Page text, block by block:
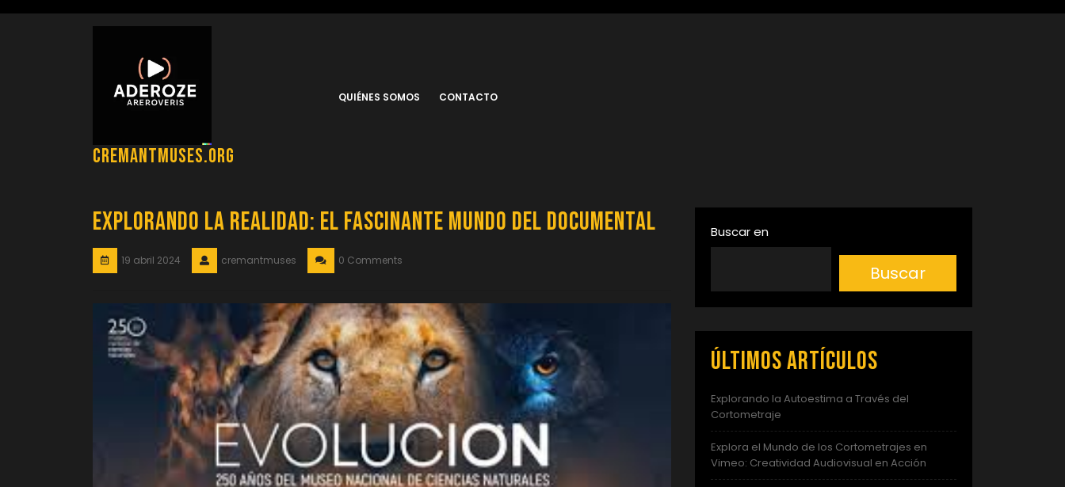
cremantmuses.org
QUIÉNES SOMOS CONTACTO
Explorando la Realidad: El Fascinante Mundo del Documental
19 abril 2024 cremantmuses 0 Comments
Buscar en
Buscar
Últimos artículos
Explorando la Autoestima a Través del
Cortometraje
Explora el Mundo de los Cortometrajes en
Vimeo: Creatividad Audiovisual en Acción